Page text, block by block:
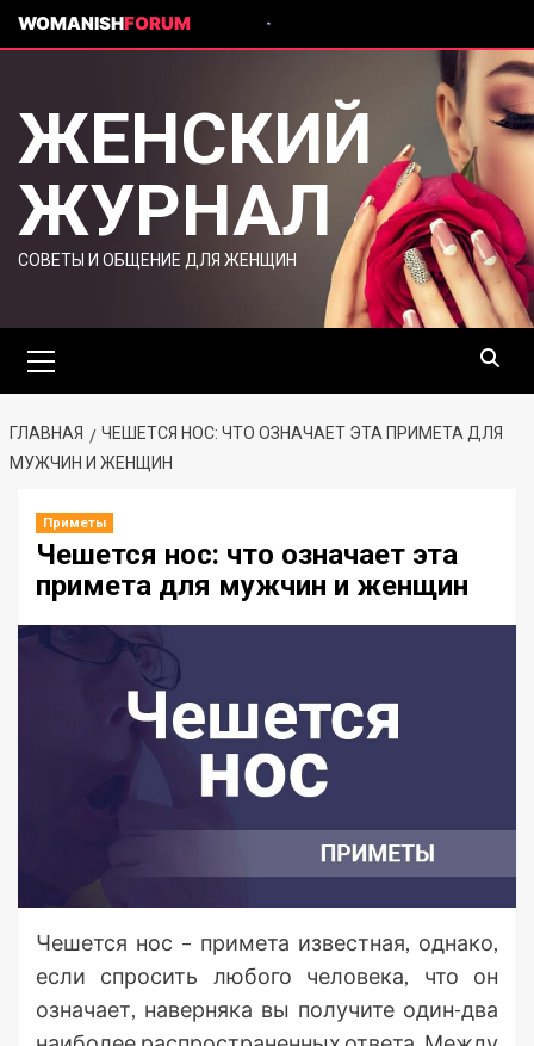
WOMANISHFORUM
ЖЕНСКИЙ
ЖУРНАЛ
СОВЕТЫ И ОБЩЕНИЕ ДЛЯ ЖЕНЩИН
ГЛАВНАЯ
ЧЕШЕТСЯ НОС: ЧТО ОЗНАЧАЕТ ЭТА ПРИМЕТА ДЛЯ
МУЖЧИН И ЖЕНЩИН
Приметы
Чешется нос: что означает эта
примета для мужчин и женщин
Чешется нос – примета известная, однако,
если спросить любого человека, что он
означает, наверняка вы получите один-два